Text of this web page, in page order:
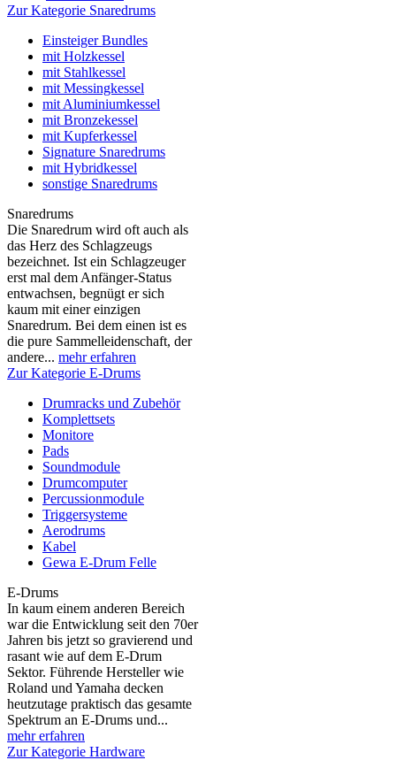
Zur Kategorie Snaredrums
Einsteiger Bundles
mit Holzkessel
mit Stahlkessel
mit Messingkessel
mit Aluminiumkessel
mit Bronzekessel
mit Kupferkessel
Signature Snaredrums
mit Hybridkessel
sonstige Snaredrums
Snaredrums
Die Snaredrum wird oft auch als
das Herz des Schlagzeugs
bezeichnet. Ist ein Schlagzeuger
erst mal dem Anfänger-Status
entwachsen, begnügt er sich
kaum mit einer einzigen
Snaredrum. Bei dem einen ist es
die pure Sammelleidenschaft, der
andere... mehr erfahren
Zur Kategorie E-Drums
Drumracks und Zubehör
Komplettsets
Monitore
Pads
Soundmodule
Drumcomputer
Percussionmodule
Triggersysteme
Aerodrums
Kabel
Gewa E-Drum Felle
E-Drums
In kaum einem anderen Bereich
war die Entwicklung seit den 70er
Jahren bis jetzt so gravierend und
rasant wie auf dem E-Drum
Sektor. Führende Hersteller wie
Roland und Yamaha decken
heutzutage praktisch das gesamte
Spektrum an E-Drums und...
mehr erfahren
Zur Kategorie Hardware